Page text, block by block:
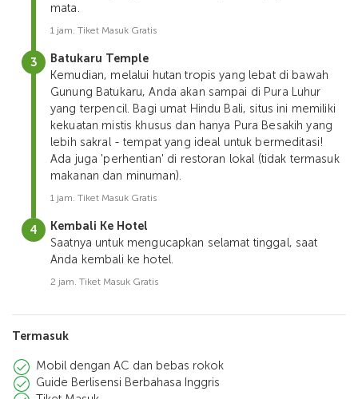
mata.
1 jam. Tiket Masuk Gratis
Batukaru Temple
Kemudian, melalui hutan tropis yang lebat di bawah
Gunung Batukaru, Anda akan sampai di Pura Luhur
yang terpencil. Bagi umat Hindu Bali, situs ini memiliki
kekuatan mistis khusus dan hanya Pura Besakih yang
lebih sakral - tempat yang ideal untuk bermeditasi!
Ada juga 'perhentian' di restoran lokal (tidak termasuk
makanan dan minuman).
1 jam. Tiket Masuk Gratis
Kembali Ke Hotel
Saatnya untuk mengucapkan selamat tinggal, saat
Anda kembali ke hotel.
2 jam. Tiket Masuk Gratis
Termasuk
Mobil dengan AC dan bebas rokok
Guide Berlisensi Berbahasa Inggris